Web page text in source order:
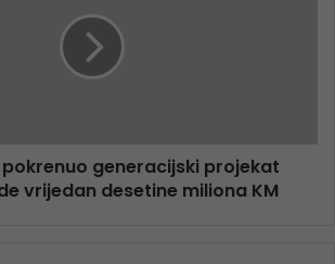
pokrenuo generacijski projekat
vrijedan desetine miliona KM